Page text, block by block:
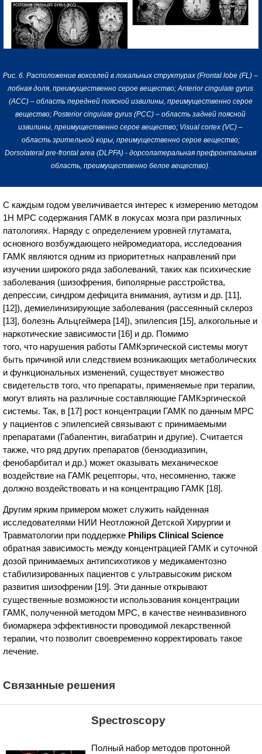
Рис. 6. Расположение вокселей в локальных структурах (Frontal lobe (FL) –
лобная доля, преимущественно серое вещество; Anterior cingulate gyrus
(ACC) – область передней поясной извилины, преимущественно серое
вещество; Posterior cingulate gyrus (PCC) – область задней поясной
извилины, преимущественно серое вещество; Visual cortex (VC) –
область зрительной коры, преимущественно серое вещество;
Dorsolateral pre-frontal area (DLPFA) - дорсолатеральная префронтальная
область, преимущественно белое вещество).
С каждым годом увеличивается интерес к измерению методом
1Н МРС содержания ГАМК в локусах мозга при различных
патологиях. Наряду с определением уровней глутамата,
основного возбуждающего нейромедиатора, исследования
ГАМК являются одним из приоритетных направлений при
изучении широкого ряда заболеваний, таких как психические
заболевания (шизофрения, биполярные расстройства,
депрессии, синдром дефицита внимания, аутизм и др. [11],
[12]), демиелинизирующие заболевания (рассеянный склероз
[13], болезнь Альцгеймера [14]), эпилепсия [15], алкогольные и
наркотические зависимости [16] и др. Помимо
того, что нарушения работы ГАМКэргической системы могут
быть причиной или следствием возникающих метаболических
и функциональных изменений, существует множество
свидетельств того, что препараты, применяемые при терапии,
могут влиять на различные составляющие ГАМКэргической
системы. Так, в [17] рост концентрации ГАМК по данным МРС
у пациентов с эпилепсией связывают с принимаемыми
препаратами (Габапентин, вигабатрин и другие). Считается
также, что ряд других препаратов (бензодиазипин,
фенобарбитал и др.) может оказывать механическое
воздействие на ГАМК рецепторы, что, несомненно, также
должно воздействовать и на концентрацию ГАМК [18].
Другим ярким примером может служить найденная
исследователями НИИ Неотложной Детской Хирургии и
Травматологии при поддержке Philips Clinical Science
обратная зависимость между концентрацией ГАМК и суточной
дозой принимаемых антипсихотиков у медикаментозно
стабилизированных пациентов с ультравысоким риском
развития шизофрении [19]. Эти данные открывают
существенные возможности использования концентрации
ГАМК, полученной методом МРС, в качестве неинвазивного
биомаркера эффективности проводимой лекарственной
терапии, что позволит своевременно корректировать такое
лечение.
Связанные решения
Spectroscopy
Полный набор методов протонной